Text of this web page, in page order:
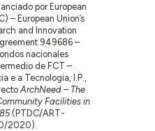
por European
– European Union’s
and Innovation
949686 –
nacionales
de FCT –
e a Tecnologia, I.P.,
ArchNeed – The
Facilities in
(PTDC/ART-
2020).